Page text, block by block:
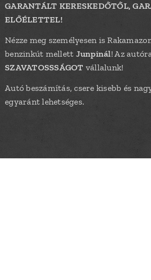
GARANTÁLT KERESKEDŐTŐL,
ELŐÉLETTEL!
Nézze meg személyesen is
benzinkút mellett Junpinál! Az
SZAVATOSSSÁGOT vállalunk!
Autó beszámítás, csere kisebb és
egyaránt lehetséges.